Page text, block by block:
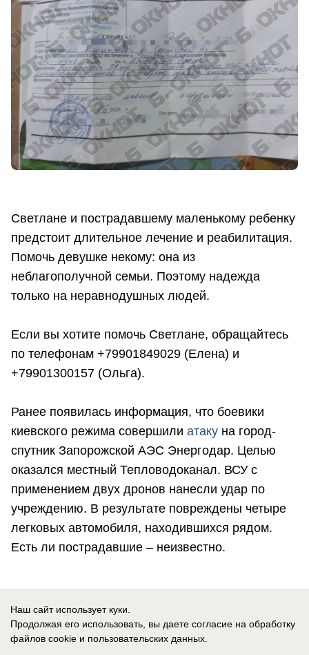
Светлане и пострадавшему маленькому ребенку
предстоит длительное лечение и реабилитация.
Помочь девушке некому: она из
неблагополучной семьи. Поэтому надежда
только на неравнодушных людей.
Если вы хотите помочь Светлане, обращайтесь
по телефонам +79901849029 (Елена) и
+79901300157 (Ольга).
Ранее появилась информация, что боевики
киевского режима совершили атаку на город-
спутник Запорожской АЭС Энергодар. Целью
оказался местный Тепловодоканал. ВСУ с
применением двух дронов нанесли удар по
учреждению. В результате повреждены четыре
легковых автомобиля, находившихся рядом.
Есть ли пострадавшие – неизвестно.
Подписывайтесь на наш канал.
София Покровская
Наш сайт использует куки.
Продолжая его использовать, вы даете согласие на обработку
файлов cookie и пользовательских данных.